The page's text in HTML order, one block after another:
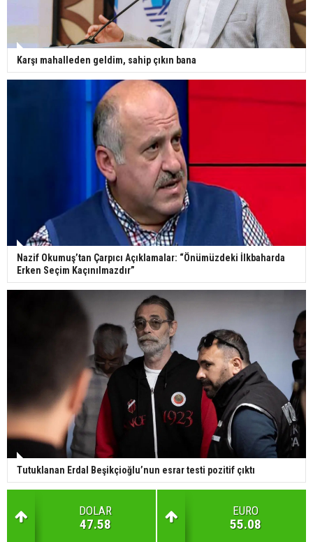
Karşı mahalleden geldim, sahip çıkın bana
Nazif Okumuş’tan Çarpıcı Açıklamalar: “Önümüzdeki İlkbaharda
Erken Seçim Kaçınılmazdır”
Tutuklanan Erdal Beşikçioğlu’nun esrar testi pozitif çıktı
DOLAR
47.58
EURO
55.08